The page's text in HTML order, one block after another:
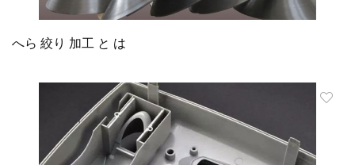
へら 絞り 加工 と は